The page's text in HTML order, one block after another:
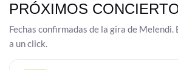
PRÓXIMOS
Fechas confirmadas de la gira de
a un click.